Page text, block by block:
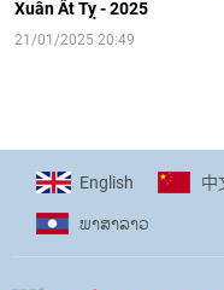
16:58|10/06/2026
17:07|09/06/2026
Xuân Ất Tỵ - 2025
21/01/2025 20:49
English 中
ພາ​ສາ​ລາວ